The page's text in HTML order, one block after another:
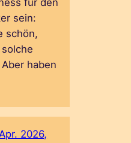
sein:
schön,
haben
2026,